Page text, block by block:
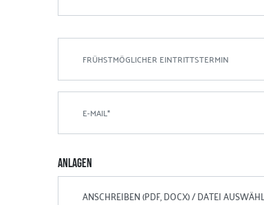
ANLAGEN
ANSCHREIBEN (PDF, DOCX) / DATEI